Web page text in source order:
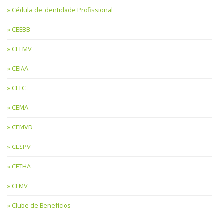
Cédula de Identidade Profissional
CEEBB
CEEMV
CEIAA
CELC
CEMA
CEMVD
CESPV
CETHA
CFMV
Clube de Benefícios